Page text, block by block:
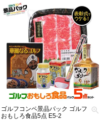
ゴルフコンペ景品パック ゴルフ
おもしろ食品5点 E5-2